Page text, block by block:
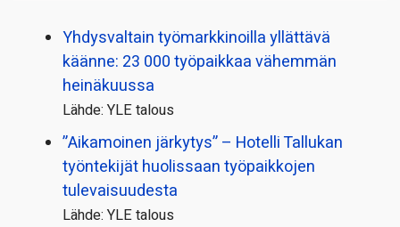
Yhdysvaltain työmarkkinoilla yllättävä
käänne: 23 000 työpaikkaa vähemmän
heinäkuussa
Lähde: YLE talous
”Aikamoinen järkytys” – Hotelli Tallukan
työntekijät huolissaan työpaikkojen
tulevaisuudesta
Lähde: YLE talous